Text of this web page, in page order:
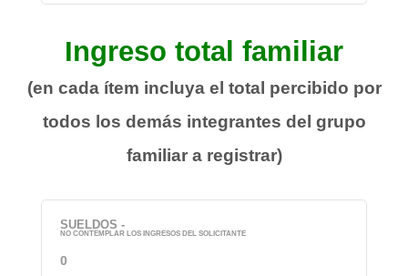
Ingreso total familiar
(en cada ítem incluya el total percibido por
todos los demás integrantes del grupo
familiar a registrar)
SUELDOS -
NO CONTEMPLAR LOS INGRESOS DEL SOLICITANTE